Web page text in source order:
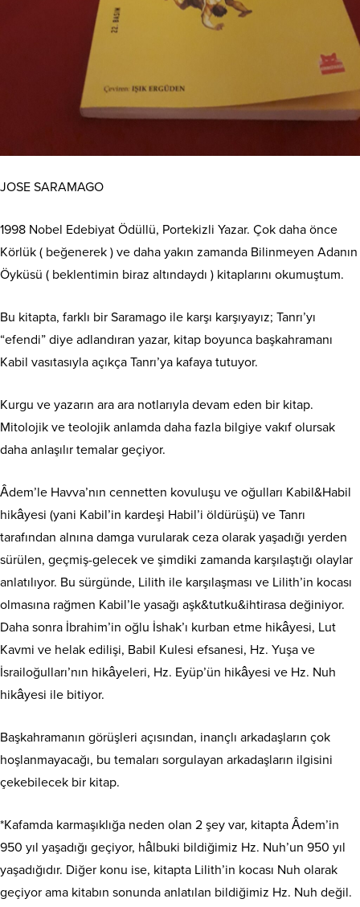
JOSE SARAMAGO
1998 Nobel Edebiyat Ödüllü, Portekizli Yazar. Çok daha önce
Körlük ( beğenerek ) ve daha yakın zamanda Bilinmeyen Adanın
Öyküsü ( beklentimin biraz altındaydı ) kitaplarını okumuştum.
Bu kitapta, farklı bir Saramago ile karşı karşıyayız; Tanrı’yı
“efendi” diye adlandıran yazar, kitap boyunca başkahramanı
Kabil vasıtasıyla açıkça Tanrı’ya kafaya tutuyor.
Kurgu ve yazarın ara ara notlarıyla devam eden bir kitap.
Mitolojik ve teolojik anlamda daha fazla bilgiye vakıf olursak
daha anlaşılır temalar geçiyor.
Âdem’le Havva’nın cennetten kovuluşu ve oğulları Kabil&Habil
hikâyesi (yani Kabil’in kardeşi Habil’i öldürüşü) ve Tanrı
tarafından alnına damga vurularak ceza olarak yaşadığı yerden
sürülen, geçmiş-gelecek ve şimdiki zamanda karşılaştığı olaylar
anlatılıyor. Bu sürgünde, Lilith ile karşılaşması ve Lilith’in kocası
olmasına rağmen Kabil’le yasağı aşk&tutku&ihtirasa değiniyor.
Daha sonra İbrahim’in oğlu İshak’ı kurban etme hikâyesi, Lut
Kavmi ve helak edilişi, Babil Kulesi efsanesi, Hz. Yuşa ve
İsrailoğulları’nın hikâyeleri, Hz. Eyüp’ün hikâyesi ve Hz. Nuh
hikâyesi ile bitiyor.
Başkahramanın görüşleri açısından, inançlı arkadaşların çok
hoşlanmayacağı, bu temaları sorgulayan arkadaşların ilgisini
çekebilecek bir kitap.
*Kafamda karmaşıklığa neden olan 2 şey var, kitapta Âdem’in
950 yıl yaşadığı geçiyor, hâlbuki bildiğimiz Hz. Nuh’un 950 yıl
yaşadığıdır. Diğer konu ise, kitapta Lilith’in kocası Nuh olarak
geçiyor ama kitabın sonunda anlatılan bildiğimiz Hz. Nuh değil.